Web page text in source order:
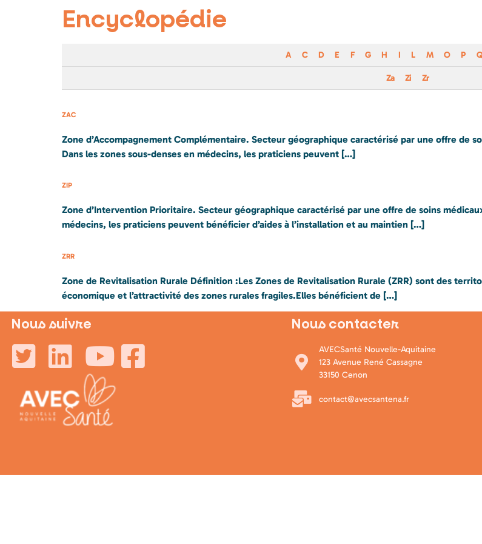
Encyclopédie
A C D E F G H I L M O P Q
Za Zi Zr
ZAC
Zone d’Accompagnement Complémentaire. Secteur géographique caractérisé par une offre de
Dans les zones sous-denses en médecins, les praticiens peuvent […]
ZIP
Zone d’Intervention Prioritaire. Secteur géographique caractérisé par une offre de soins
médecins, les praticiens peuvent bénéficier d’aides à l’installation et au maintien […]
ZRR
Zone de Revitalisation Rurale Définition :Les Zones de Revitalisation Rurale (ZRR) sont des
économique et l’attractivité des zones rurales fragiles.Elles bénéficient de […]
Nous suivre Nous contacter
AVECSanté Nouvelle-Aquitaine
123 Avenue René Cassagne
33150 Cenon
contact@avecsantena.fr